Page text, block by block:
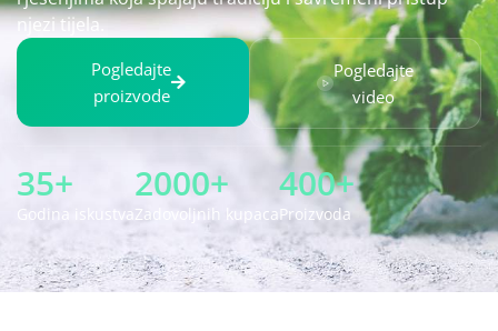
njezi tijela.
Pogledajte
proizvode
Pogledajte
video
35+
Godina iskustva
2000+
Zadovoljnih kupaca
400+
Proizvoda